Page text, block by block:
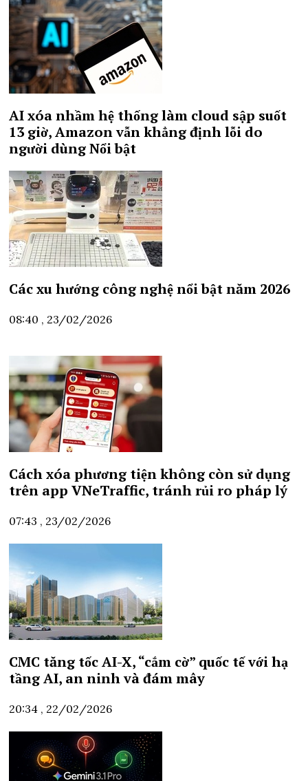
AI xóa nhầm hệ thống làm cloud sập suốt
13 giờ, Amazon vẫn khẳng định lỗi do
người dùngNổi bật
Các xu hướng công nghệ nổi bật năm 2026
08:40 , 23/02/2026
Cách xóa phương tiện không còn sử dụng
trên app VNeTraffic, tránh rủi ro pháp lý
07:43 , 23/02/2026
CMC tăng tốc AI-X, “cắm cờ” quốc tế với hạ
tầng AI, an ninh và đám mây
20:34 , 22/02/2026